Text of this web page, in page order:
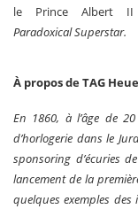
le Prince Albert
Paradoxical Superstar.
À propos de TAG
En 1860, à l’âge de
d’horlogerie dans le
sponsoring d’écuries
lancement de la
quelques exemples